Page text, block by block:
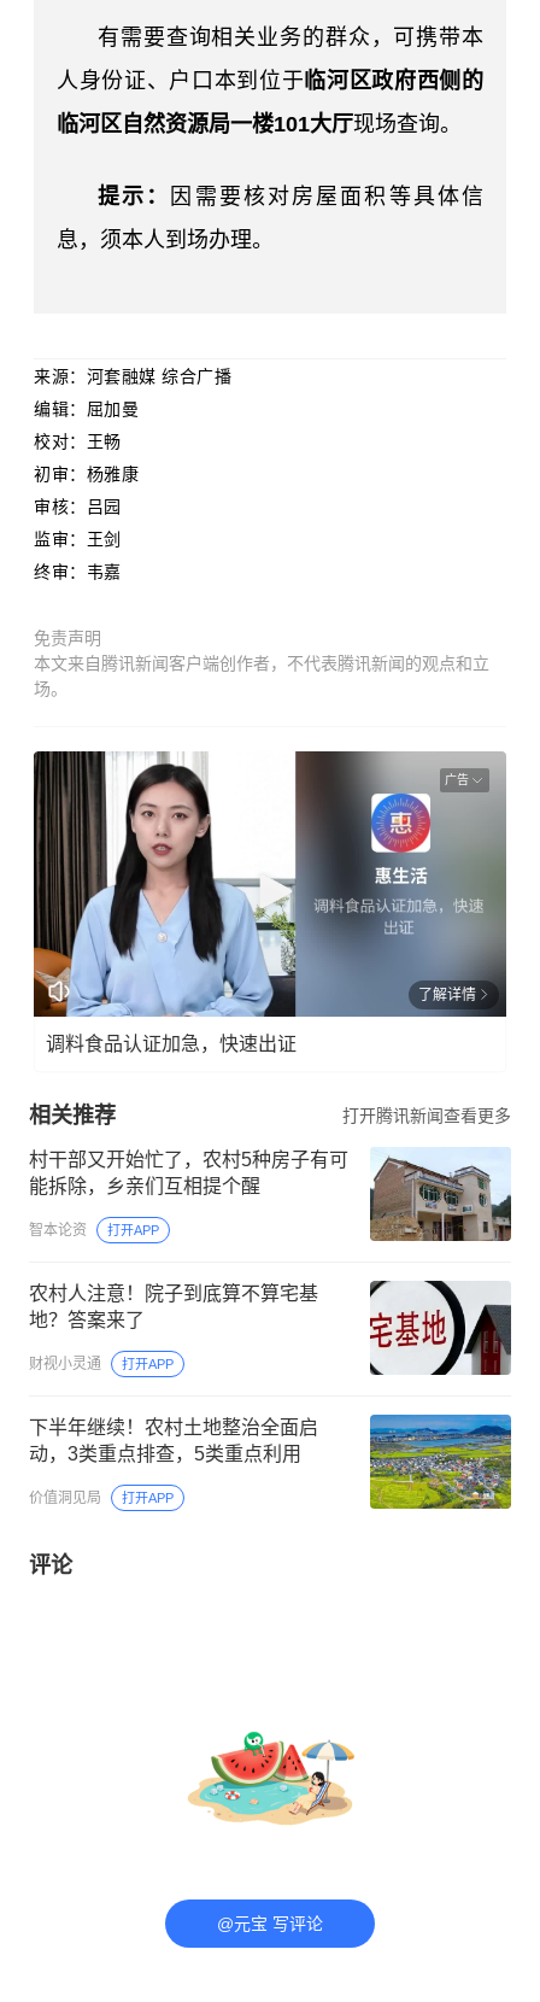
有需要查询相关业务的群众， 可携带本
人 身份证、户口本到 位于 临河区政府西侧 的
临河区自然资源局一楼101大厅现场查询。
提示：
因需要核对房屋面积等具体信
息，须本人到场办理。
来源： 河套融媒 综合广播
编辑：屈加曼
校对：王畅
初审：杨雅康
审核：吕园
监审：王剑
终审：韦嘉
免责声明
本文来自腾讯新闻客户端创作者，不代表腾讯新闻的观点和立
场。
广告
了解详情
调料食品认证加急，快速出证
相关推荐 打开腾讯新闻查看更多
村干部又开始忙了，农村5种房子有可
能拆除，乡亲们互相提个醒
智本论资 打开APP
农村人注意！院子到底算不算宅基
地？答案来了
财视小灵通 打开APP
下半年继续！农村土地整治全面启
动，3类重点排查，5类重点利用
价值洞见局 打开APP
评论
@元宝 写评论